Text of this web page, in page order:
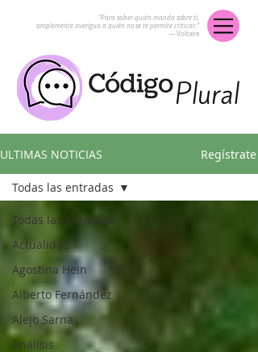
“Para saber quién manda sobre ti,
simplemente averigua a quién no se te permite criticar.”
― Voltaire
ULTIMAS NOTICIAS Regístrate
Todas las entradas
Actualidad
Agostina Hein
Alberto Fernández
Alejo Sarna
Análisis
Todas las entradas